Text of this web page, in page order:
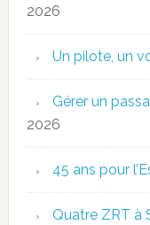
2026
Un pilote, un
Gérer un
2026
45 ans pour
Quatre ZRT à